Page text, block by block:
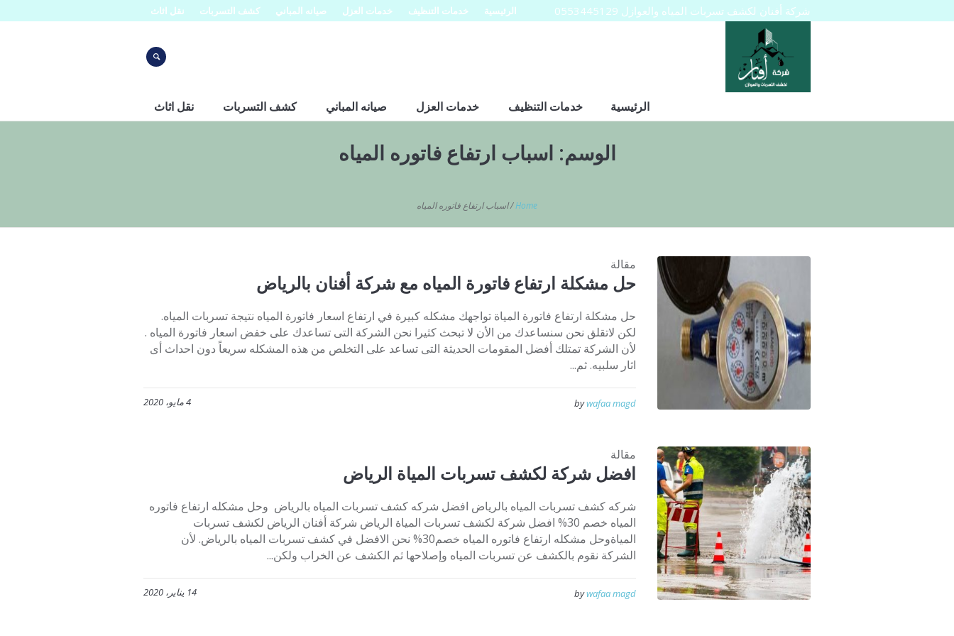
الرئيسية خدمات التنظيف خدمات العزل صيانه المباني كشف التسربات نقل اثاث شركة أفنان لكشف تسربات المياه والعوازل 0553445129
الرئيسية خدمات التنظيف خدمات العزل صيانه المباني كشف التسربات نقل اثاث
الوسم: اسباب ارتفاع فاتوره المياه
Home
/اسباب ارتفاع فاتوره المياه
مقالة
حل مشكلة ارتفاع فاتورة المياه مع شركة أفنان بالرياض
حل مشكلة ارتفاع فاتورة المياة تواجهك مشكله كبيرة في ارتفاع اسعار فاتورة المياه نتيجة تسربات المياه.
لكن لاتقلق نحن سنساعدك من الأن لا تبحث كثيرا نحن الشركة التى تساعدك على خفض اسعار فاتورة المياه .
لأن الشركة تمتلك أفضل المقومات الحديثة التى تساعد على التخلص من هذه المشكله سريعاً دون احداث أى
اثار سلبيه. ثم...
4 مايو، 2020 bywafaa magd
مقالة
افضل شركة لكشف تسربات المياة الرياض
شركه كشف تسربات المياه بالرياض افضل شركه كشف تسربات المياه بالرياض وحل مشكله ارتفاع فاتوره
المياه خصم 30% افضل شركة لكشف تسربات المياة الرياض شركة أفنان الرياض لكشف تسربات
المياةوحل مشكله ارتفاع فاتوره المياه خصم30% نحن الافضل في كشف تسربات المياه بالرياض. لأن
الشركة نقوم بالكشف عن تسربات المياه وإصلاحها ثم الكشف عن الخراب ولكن...
14 يناير، 2020 bywafaa magd